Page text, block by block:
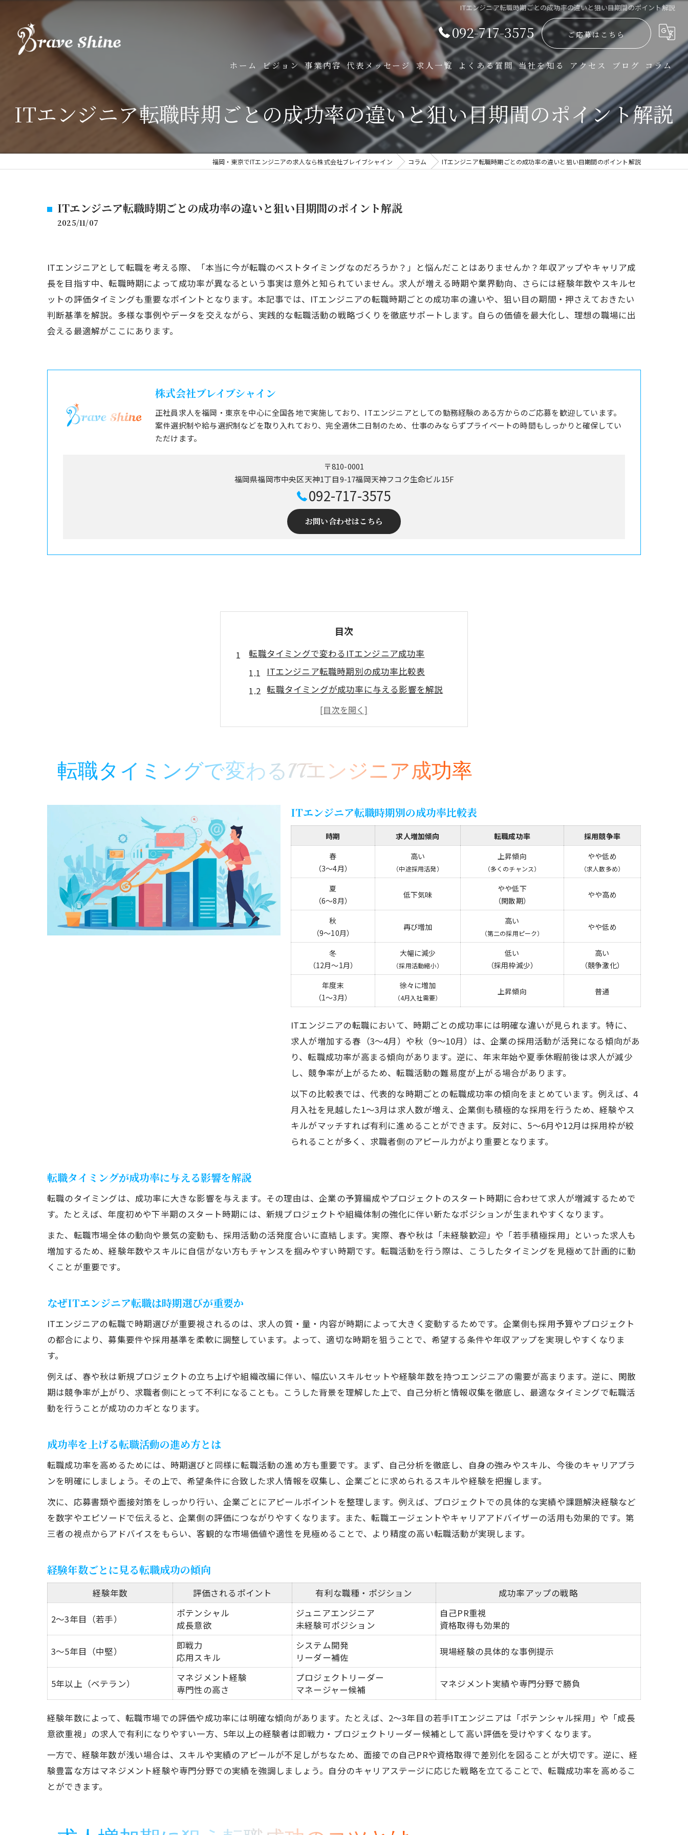
ITエンジニア転職時期ごとの成功率の違いと狙い目期間のポイント解説
092-717-3575 ご応募はこちら
ホーム ビジョン 事業内容
ITソリューション事業
プロダクション事業
代表メッセージ 求人一覧 よくある質問 当社を知る
開発
インフラ
正社員
アクセス ブログ コラム
ITエンジニア転職時期ごとの成功率の違いと狙い目期間のポイント解説
福岡・東京でITエンジニアの求人なら株式会社ブレイブシャイン コラム ITエンジニア転職時期ごとの成功率の違いと狙い目期間のポイント解説
ITエンジニア転職時期ごとの成功率の違いと狙い目期間のポイント解説
2025/11/07
ITエンジニアとして転職を考える際、「本当に今が転職のベストタイミングなのだろうか？」と悩んだことはありませんか？年収アップやキャリア成
長を目指す中、転職時期によって成功率が異なるという事実は意外と知られていません。求人が増える時期や業界動向、さらには経験年数やスキルセ
ットの評価タイミングも重要なポイントとなります。本記事では、ITエンジニアの転職時期ごとの成功率の違いや、狙い目の期間・押さえておきたい
判断基準を解説。多様な事例やデータを交えながら、実践的な転職活動の戦略づくりを徹底サポートします。自らの価値を最大化し、理想の職場に出
会える最適解がここにあります。
株式会社ブレイブシャイン
正社員求人を福岡・東京を中心に全国各地で実施しており、ITエンジニアとしての勤務経験のある方からのご応募を歓迎しています。
案件選択制や給与選択制などを取り入れており、完全週休二日制のため、仕事のみならずプライベートの時間もしっかりと確保してい
ただけます。
〒810-0001
福岡県福岡市中央区天神1丁目9-17福岡天神フコク生命ビル15F
092-717-3575
お問い合わせはこちら
目次
転職タイミングで変わるITエンジニア成功率
ITエンジニア転職時期別の成功率比較表
転職タイミングが成功率に与える影響を解説
なぜITエンジニア転職は時期選びが重要か
成功率を上げる転職活動の進め方とは
求人増加期に狙う転職成功のコツとは
ITエンジニア求人増加期の特徴まとめ
求人増加期を逃さないための準備術
転職活動を有利に進める情報収集のポイント
求人動向から考える最適な応募タイミング
エンジニア転職時期選びでキャリアを左右
キャリア形成に直結する転職時期の選び方
ITエンジニア転職時期ごとのキャリアの変化
時期選定で差がつくキャリアアップ事例
転職時期と年収アップの関連性を考察
ライフイベントと転職時期のバランス術
経験年数別ITエンジニア転職の有利な時期
経験年数ごとに有利な転職時期を比較
勤続年数別の転職市場での評価ポイント
未経験・若手エンジニア向け転職時期の選び方
中堅層が押さえたい転職時期の傾向
転職すべきか迷った時の判断基準一覧
ITエンジニアが転職を控えた方が良いサイン
転職やめたほうがいい人の特徴を知る
転職活動における成功率アップの極意を解説
ITエンジニア転職成功率を高める実践術
選考突破力を上げる自己PRのコツ
転職タイミングで変わるITエンジニア成功率
ITエンジニア転職時期別の成功率比較表
時期 求人増加傾向 転職成功率
採用競争率
春
（3〜4月）
高い
（中途採用活発）
上昇傾向
（多くのチャンス）
やや低め
（求人数多め）
夏
（6〜8月）
低下気味
やや低下
（閑散期）
やや高め
秋
（9〜10月）
再び増加
高い
（第二の採用ピーク）
やや低め
冬
（12月〜1月）
大幅に減少
（採用活動縮小）
低い
（採用枠減少）
高い
（競争激化）
年度末
（1〜3月）
徐々に増加
（4月入社需要）
上昇傾向 普通
ITエンジニアの転職において、時期ごとの成功率には明確な違いが見られます。特に、
求人が増加する春（3〜4月）や秋（9〜10月）は、企業の採用活動が活発になる傾向があ
り、転職成功率が高まる傾向があります。逆に、年末年始や夏季休暇前後は求人が減少
し、競争率が上がるため、転職活動の難易度が上がる場合があります。
以下の比較表では、代表的な時期ごとの転職成功率の傾向をまとめています。例えば、4
月入社を見越した1〜3月は求人数が増え、企業側も積極的な採用を行うため、経験やス
キルがマッチすれば有利に進めることができます。反対に、5〜6月や12月は採用枠が絞
られることが多く、求職者側のアピール力がより重要となります。
転職タイミングが成功率に与える影響を解説
転職のタイミングは、成功率に大きな影響を与えます。その理由は、企業の予算編成やプロジェクトのスタート時期に合わせて求人が増減するためで
す。たとえば、年度初めや下半期のスタート時期には、新規プロジェクトや組織体制の強化に伴い新たなポジションが生まれやすくなります。
また、転職市場全体の動向や景気の変動も、採用活動の活発度合いに直結します。実際、春や秋は「未経験歓迎」や「若手積極採用」といった求人も
増加するため、経験年数やスキルに自信がない方もチャンスを掴みやすい時期です。転職活動を行う際は、こうしたタイミングを見極めて計画的に動
くことが重要です。
なぜITエンジニア転職は時期選びが重要か
ITエンジニアの転職で時期選びが重要視されるのは、求人の質・量・内容が時期によって大きく変動するためです。企業側も採用予算やプロジェクト
の都合により、募集要件や採用基準を柔軟に調整しています。よって、適切な時期を狙うことで、希望する条件や年収アップを実現しやすくなりま
す。
例えば、春や秋は新規プロジェクトの立ち上げや組織改編に伴い、幅広いスキルセットや経験年数を持つエンジニアの需要が高まります。逆に、閑散
期は競争率が上がり、求職者側にとって不利になることも。こうした背景を理解した上で、自己分析と情報収集を徹底し、最適なタイミングで転職活
動を行うことが成功のカギとなります。
成功率を上げる転職活動の進め方とは
転職成功率を高めるためには、時期選びと同様に転職活動の進め方も重要です。まず、自己分析を徹底し、自身の強みやスキル、今後のキャリアプラ
ンを明確にしましょう。その上で、希望条件に合致した求人情報を収集し、企業ごとに求められるスキルや経験を把握します。
次に、応募書類や面接対策をしっかり行い、企業ごとにアピールポイントを整理します。例えば、プロジェクトでの具体的な実績や課題解決経験など
を数字やエピソードで伝えると、企業側の評価につながりやすくなります。また、転職エージェントやキャリアアドバイザーの活用も効果的です。第
三者の視点からアドバイスをもらい、客観的な市場価値や適性を見極めることで、より精度の高い転職活動が実現します。
経験年数ごとに見る転職成功の傾向
経験年数 評価されるポイント 有利な職種・ポジション 成功率アップの戦略
2〜3年目（若手）
ポテンシャル
成長意欲
ジュニアエンジニア
未経験可ポジション
自己PR重視
資格取得も効果的
3〜5年目（中堅）
即戦力
応用スキル
システム開発
リーダー補佐
現場経験の具体的な事例提示
5年以上（ベテラン）
マネジメント経験
専門性の高さ
プロジェクトリーダー
マネージャー候補
マネジメント実績や専門分野で勝負
経験年数によって、転職市場での評価や成功率には明確な傾向があります。たとえば、2〜3年目の若手ITエンジニアは「ポテンシャル採用」や「成長
意欲重視」の求人で有利になりやすい一方、5年以上の経験者は即戦力・プロジェクトリーダー候補として高い評価を受けやすくなります。
一方で、経験年数が浅い場合は、スキルや実績のアピールが不足しがちなため、面接での自己PRや資格取得で差別化を図ることが大切です。逆に、経
験豊富な方はマネジメント経験や専門分野での実績を強調しましょう。自分のキャリアステージに応じた戦略を立てることで、転職成功率を高めるこ
とができます。